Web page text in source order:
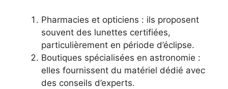
Pharmacies et opticiens : ils proposent
souvent des lunettes certifiées,
particulièrement en période d’éclipse.
Boutiques spécialisées en astronomie :
elles fournissent du matériel dédié avec
des conseils d’experts.